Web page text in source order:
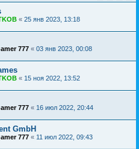
« 25 янв 2023, 13:18
777 « 03 янв 2023, 00:08
« 15 ноя 2022, 13:52
777 « 16 июл 2022, 20:44
GmbH
777 « 11 июл 2022, 09:43